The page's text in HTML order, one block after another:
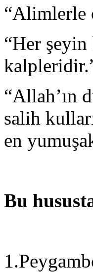
“Alimlerle
“Her
“Allah’ın
salih
en
Bu